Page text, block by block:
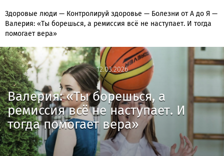
Здоровые люди — Контролируй здоровье — Болезни от А до Я —
Валерия: «Ты борешься, а ремиссия всё не наступает. И тогда
помогает вера»
12.03.2026
12.03.2026
Валерия: «Ты борешься, а
ремиссия всё не наступает. И
тогда помогает вера»